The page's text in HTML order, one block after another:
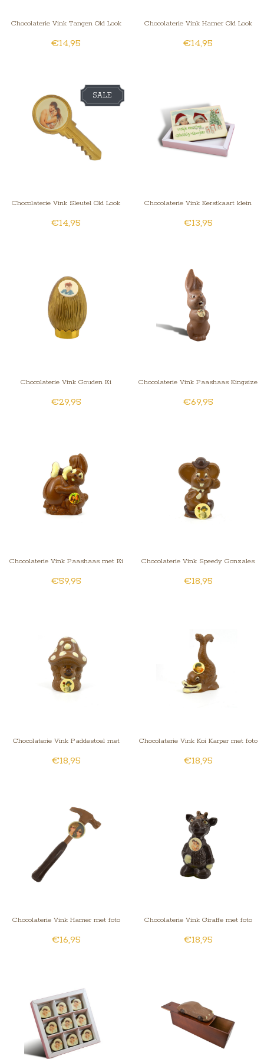
Chocolaterie Vink Tangen Old Look
met foto
€14,95
Chocolaterie Vink Hamer Old Look
met foto
€14,95
SALE
Chocolaterie Vink Sleutel Old Look
met foto
€14,95
Chocolaterie Vink Kerstkaart klein
€13,95
Chocolaterie Vink Gouden Ei
Kingsize met foto/logo
€29,95
Chocolaterie Vink Paashaas Kingsize
met foto
€69,95
Chocolaterie Vink Paashaas met Ei
kingsize met foto/logo
€59,95
Chocolaterie Vink Speedy Gonzales
met foto
€18,95
Chocolaterie Vink Paddestoel met
foto/logo
€18,95
Chocolaterie Vink Koi Karper met foto
€18,95
Chocolaterie Vink Hamer met foto
€16,95
Chocolaterie Vink Giraffe met foto
€18,95